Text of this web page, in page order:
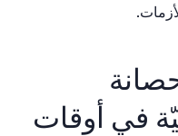
.
في أوقات